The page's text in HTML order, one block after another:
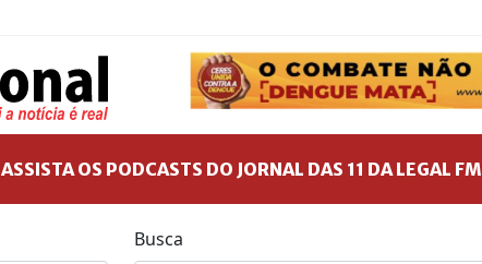
ASSISTA OS PODCASTS DO JORNAL DAS 11 DA LEGAL FM
Busca